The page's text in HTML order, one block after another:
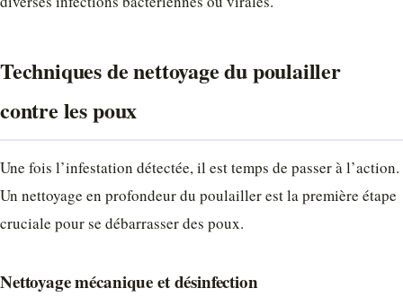
Techniques de nettoyage du poulailler
contre les poux
Une fois l’infestation détectée, il est temps de passer à l’action.
Un nettoyage en profondeur du poulailler est la première étape
cruciale pour se débarrasser des poux.
Nettoyage mécanique et désinfection